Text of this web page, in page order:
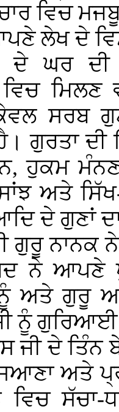
ਵਿਚ
ਲੇਖ ਦੇ
ਦੇ ਘਰ
ਵਿਚ
ਕੇਵਲ ਸਰਬ
ਗੁਰਤਾ
ਹੁਕਮ
ਅਤੇ
ਦੇ ਗੁਣਾਂ
ਗੁਰੂ ਨਾਨਕ
ਨੇ ਆਪਣੇ
ਅਤੇ ਗੁਰੂ
ਨੂੰ ਗੁਰਿਆਈ
ਜੀ ਦੇ ਤਿੰਨ
ਅਤੇ
ਸੱਚਾ-